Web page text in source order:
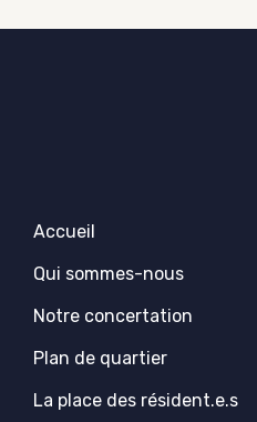
Accueil
Qui sommes-nous
Notre concertation
Plan de quartier
La place des résident.e.s